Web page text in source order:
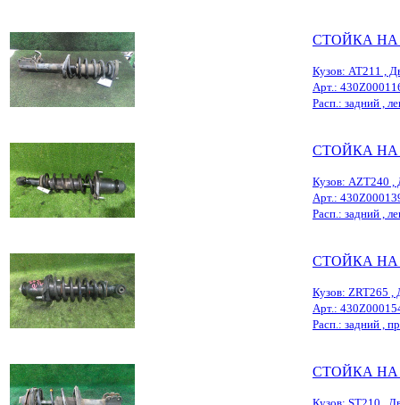
СТОЙКА НА
Кузов: AT211 ,
Арт.:
Расп.: задний ,
СТОЙКА НА
Кузов: AZT240 ,
Арт.:
Расп.: задний ,
СТОЙКА НА
Кузов: ZRT265 ,
Арт.:
Расп.: задний ,
СТОЙКА НА